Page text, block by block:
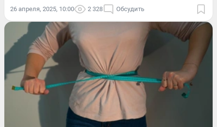
26 апреля, 2025, 10:00 2 328 Обсудить